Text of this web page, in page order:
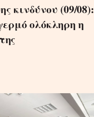
κινδύνου (09/08):
ολόκληρη η